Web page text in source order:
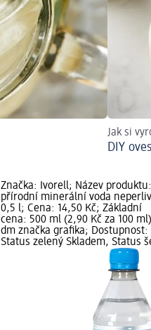
Jak si
DIY
Značka: Ivorell; Název produktu:
přírodní minerální voda
0,5 l; Cena: 14,50 Kč; Základní
cena: 500 ml (2,90 Kč za 100
dm značka grafika; Dostupnost:
Status zelený Skladem, Status